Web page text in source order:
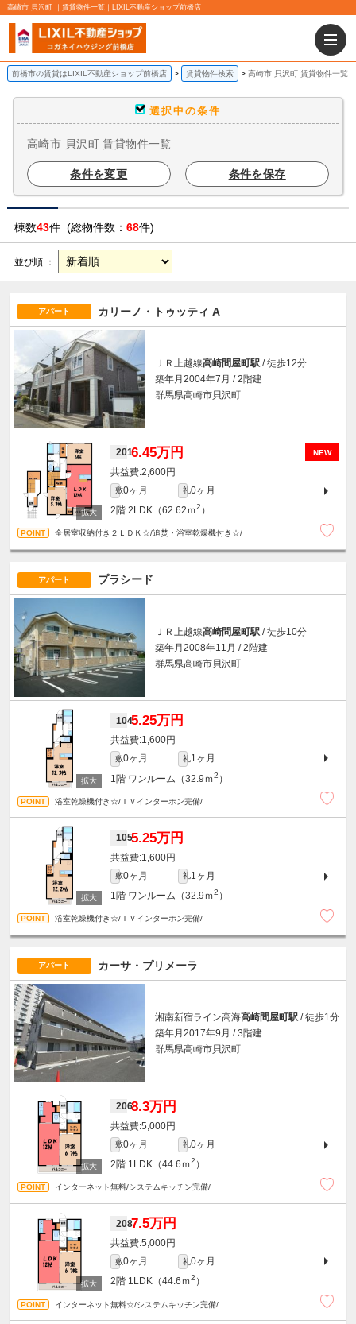
高崎市 貝沢町 ｜賃貸物件一覧｜LIXIL不動産ショップ前橋店
前橋市の賃貸はLIXIL不動産ショップ前橋店 賃貸物件検索 高崎市 貝沢町 賃貸物件一覧
選択中の条件
高崎市 貝沢町 賃貸物件一覧
条件を変更 条件を保存
棟数43件 (総物件数： 68件)
並び順 ：
アパート カリーノ・トゥッティ A
ＪＲ上越線高崎問屋町駅 / 徒歩12分
築年月2004年7月 / 2階建
群馬県高崎市貝沢町
NEW
2016.45万円
2,600円
敷0ヶ月 礼0ヶ月
2階 2LDK（62.62ｍ2 ）
全居室収納付き２ＬＤＫ☆/追焚・浴室乾燥機付き☆/
アパート プラシード
ＪＲ上越線高崎問屋町駅 / 徒歩10分
築年月2008年11月 / 2階建
群馬県高崎市貝沢町
1045.25万円
1,600円
敷0ヶ月 礼1ヶ月
1階 ワンルーム（32.9ｍ2 ）
浴室乾燥機付き☆/ＴＶインターホン完備/
1055.25万円
1,600円
敷0ヶ月 礼1ヶ月
1階 ワンルーム（32.9ｍ2 ）
浴室乾燥機付き☆/ＴＶインターホン完備/
アパート カーサ・プリメーラ
湘南新宿ライン高海高崎問屋町駅 / 徒歩1分
築年月2017年9月 / 3階建
群馬県高崎市貝沢町
2068.3万円
5,000円
敷0ヶ月 礼0ヶ月
2階 1LDK（44.6ｍ2 ）
インターネット無料/システムキッチン完備/
2087.5万円
5,000円
敷0ヶ月 礼0ヶ月
2階 1LDK（44.6ｍ2 ）
インターネット無料☆/システムキッチン完備/